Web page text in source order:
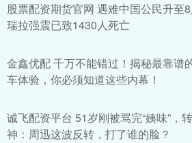
股票配资期货官网 遇难中国公民升至
瑞拉强震已致1430人死亡
金鑫优配 千万不能错过！揭秘最靠谱
车体验，你必须知道这些内幕！
诚飞配资平台 51岁刚被骂完“姨味”，
神：周迅这波反转，打了谁的脸？